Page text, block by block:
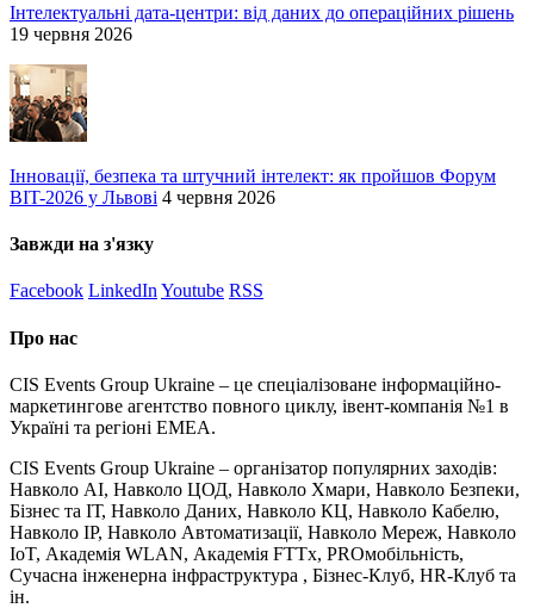
Інтелектуальні дата-центри: від даних до операційних рішень
19 червня 2026
Інновації, безпека та штучний інтелект: як пройшов Форум
BIT-2026 у Львові 4 червня 2026
Завжди на з'язку
Facebook LinkedInYoutube RSS
Про нас
CIS Events Group Ukraine – це спеціалізоване інформаційно-
маркетингове агентство повного циклу, івент-компанія №1 в
Україні та регіоні EMEA.
CIS Events Group Ukraine – організатор популярних заходів:
Навколо AI, Навколо ЦОД, Навколо Хмари, Навколо Безпеки,
Бізнес та ІТ, Навколо Даних, Навколо КЦ, Навколо Кабелю,
Навколо IP, Навколо Автоматизації, Навколо Мереж, Навколо
IoT, Академія WLAN, Академія FTTx, PROмобільність,
Сучасна інженерна інфраструктура , Бізнес-Клуб, HR-Клуб та
ін.